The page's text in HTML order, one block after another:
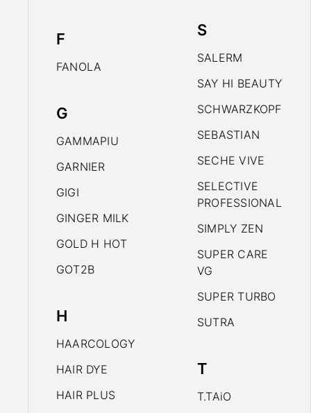
F
FANOLA
G
GAMMAPIU
GARNIER
GIGI
GINGER MILK
GOLD H HOT
GOT2B
H
HAARCOLOGY
HAIR DYE
HAIR PLUS
S
SALERM
SAY HI BEAUTY
SCHWARZKOPF
SEBASTIAN
SECHE VIVE
SELECTIVE
PROFESSIONAL
SIMPLY ZEN
SUPER CARE
VG
SUPER TURBO
SUTRA
T
T.TAiO